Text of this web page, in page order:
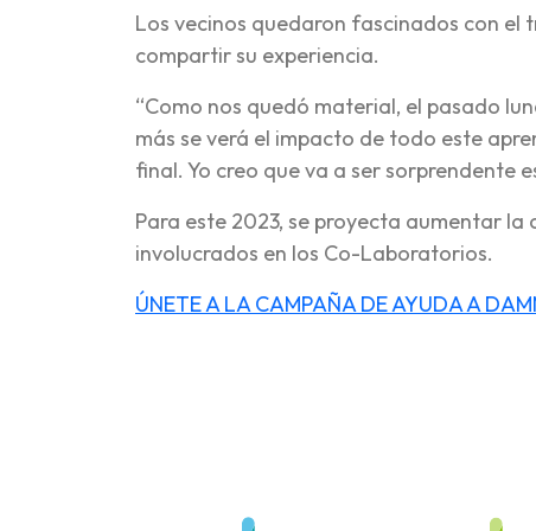
Los vecinos quedaron fascinados con el
compartir su experiencia.
“Como nos quedó material, el pasado
más se verá el impacto de todo este
final. Yo creo que va a ser sorprendente
Para este 2023, se proyecta aumentar
involucrados en los Co-Laboratorios.
ÚNETE A LA CAMPAÑA DE AYUDA A